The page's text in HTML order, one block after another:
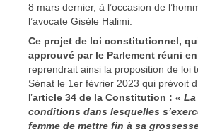
8 mars dernier, à l’occasion de
l’avocate Gisèle Halimi.
Ce projet de loi constitutionnel,
approuvé par le Parlement réuni
reprendrait ainsi la proposition de loi
Sénat le 1er février 2023 qui prévoit
l’article 34 de la Constitution : «
conditions dans lesquelles
femme de mettre fin à sa